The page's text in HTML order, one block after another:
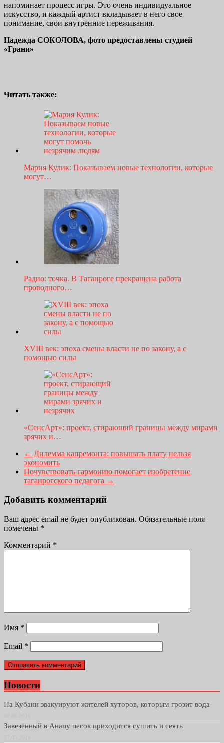
напоминает процесс игры. Это очень индивидуальное
искусство, и каждый артист вкладывает в него свое
понимание, свои внутренние переживания.
Надежда СОКОЛОВА, фото предоставлены студией
«Грани»
Читать также:
Мария Кулик: Показываем новые технологии, которые
могут…
Радио: точка. В Таганроге прекращена работа
проводного…
XVIII век: эпоха смены власти не по закону, а с
помощью силы
«СенсАрт»: проект, стирающий границы между мирами
зрячих и…
← Дилемма капремонта: повышать плату нельзя
экономить
Почувствовать гармонию помогает изобретение
таганрогского педагога →
Добавить комментарий
Ваш адрес email не будет опубликован. Обязательные поля
помечены *
Комментарий *
Имя *
Email *
Новости
На Кубани эвакуируют жителей хуторов, которым грозит вода
Завезённый в Анапу песок приходится сушить и сеять